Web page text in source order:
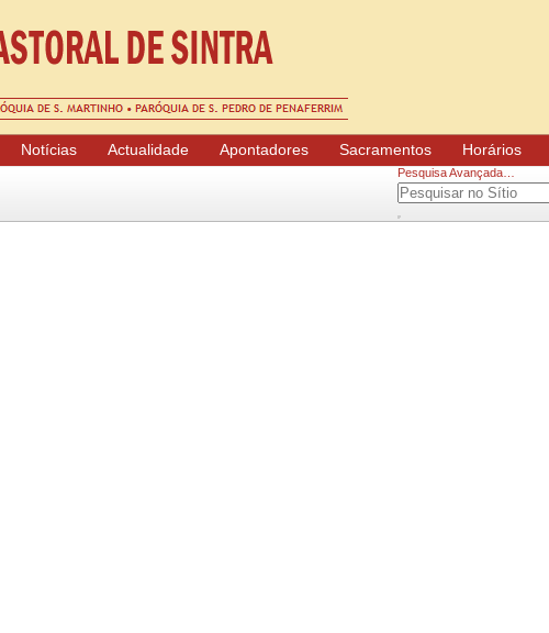
Notícias Actualidade Apontadores Sacramentos Horários
Pesquisar
Pesquisa Avançada…